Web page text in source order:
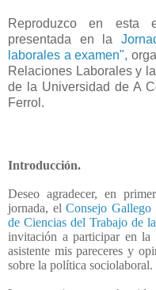
Reproduzco en esta
presentada en la
laborales a examen",
Relaciones Laborales y
de la Universidad de A
Ferrol.
Introducción.
Deseo agradecer, en
jornada, elConsejo Gallego
de Ciencias del Trabajo de
invitación a participar en la
asistente mis pareceres y
sobre la política sociolaboral.